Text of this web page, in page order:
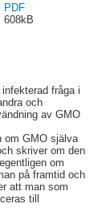
PDF
608kB
fråga i
och
av GMO
om GMO själva
skriver om den
om
på framtid och
att man som
till